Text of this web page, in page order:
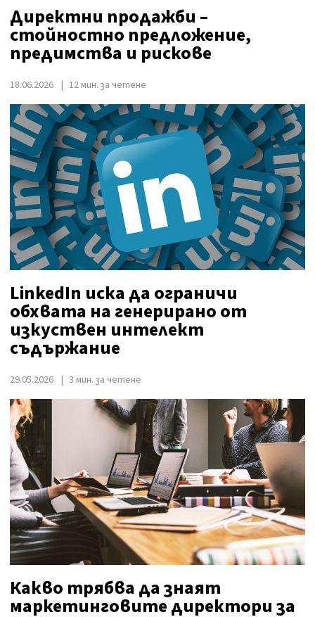
Директни продажби –
стойностно предложение,
предимства и рискове
18.06.2026 12 мин. за четене
LinkedIn иска да ограничи
обхвата на генерирано от
изкуствен интелект
съдържание
29.05.2026 3 мин. за четене
Какво трябва да знаят
маркетинговите директори за